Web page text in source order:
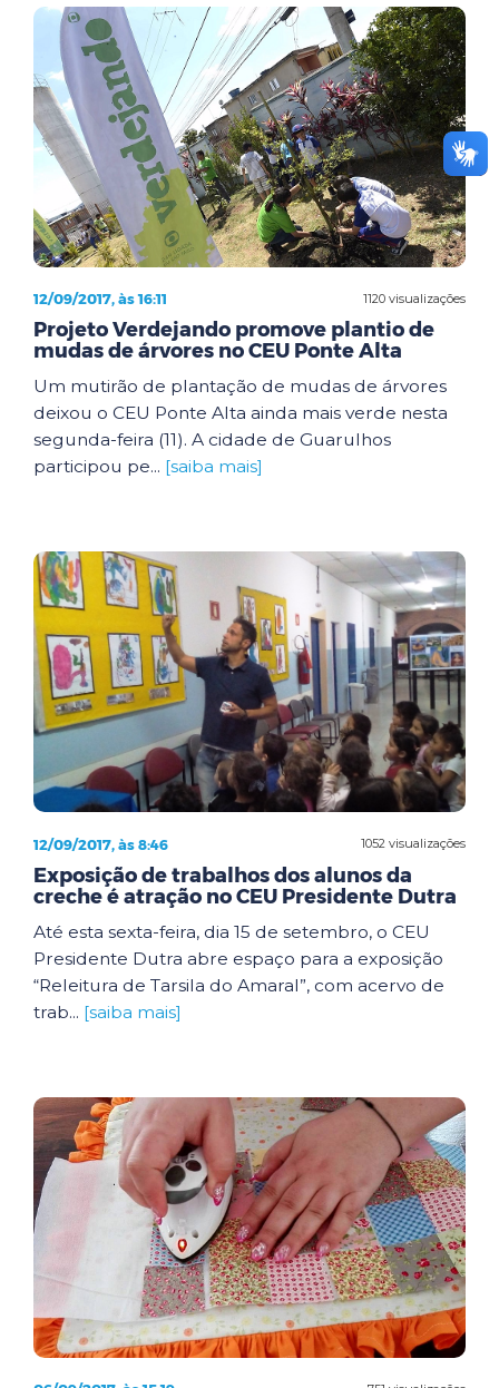
1120 visualizações
12/09/2017, às 16:11
Projeto Verdejando promove plantio de
mudas de árvores no CEU Ponte Alta
Um mutirão de plantação de mudas de árvores
deixou o CEU Ponte Alta ainda mais verde nesta
segunda-feira (11). A cidade de Guarulhos
participou pe... [saiba mais]
1052 visualizações
12/09/2017, às 8:46
Exposição de trabalhos dos alunos da
creche é atração no CEU Presidente Dutra
Até esta sexta-feira, dia 15 de setembro, o CEU
Presidente Dutra abre espaço para a exposição
“Releitura de Tarsila do Amaral”, com acervo de
trab... [saiba mais]